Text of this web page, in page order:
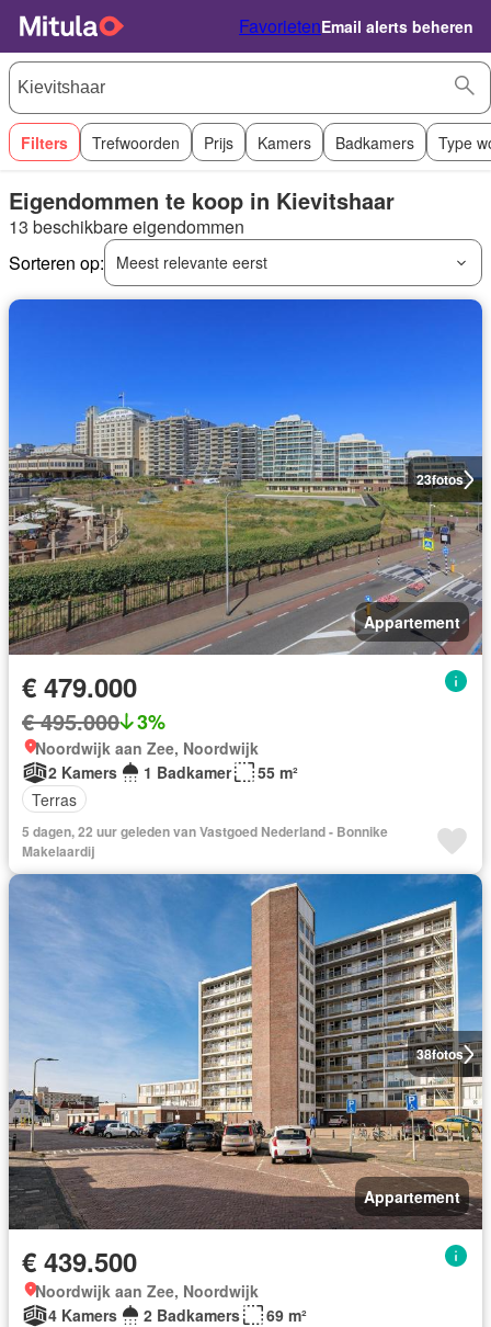
FavorietenEmail alerts beheren
Filters Trefwoorden Prijs Kamers Badkamers Type
Eigendommen te koop in Kievitshaar
13 beschikbare eigendommen
Sorteren op:
Meest relevante eerst
23fotos
Appartement
€ 479.000
€ 495.000 3%
Noordwijk aan Zee, Noordwijk
2 Kamers
1 Badkamer
55 m²
Terras
5 dagen, 22 uur geleden van Vastgoed Nederland - Bonnike
Makelaardij
38fotos
Appartement
€ 439.500
Noordwijk aan Zee, Noordwijk
4 Kamers
2 Badkamers
69 m²